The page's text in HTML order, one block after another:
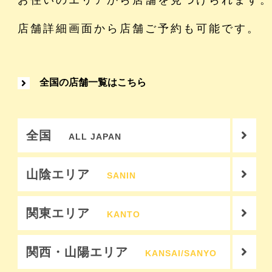
店舗詳細画面から店舗ご予約も可能です。
全国の店舗一覧はこちら
全国 ALL JAPAN
山陰エリア SANIN
関東エリア KANTO
関西・山陽エリア KANSAI/SANYO